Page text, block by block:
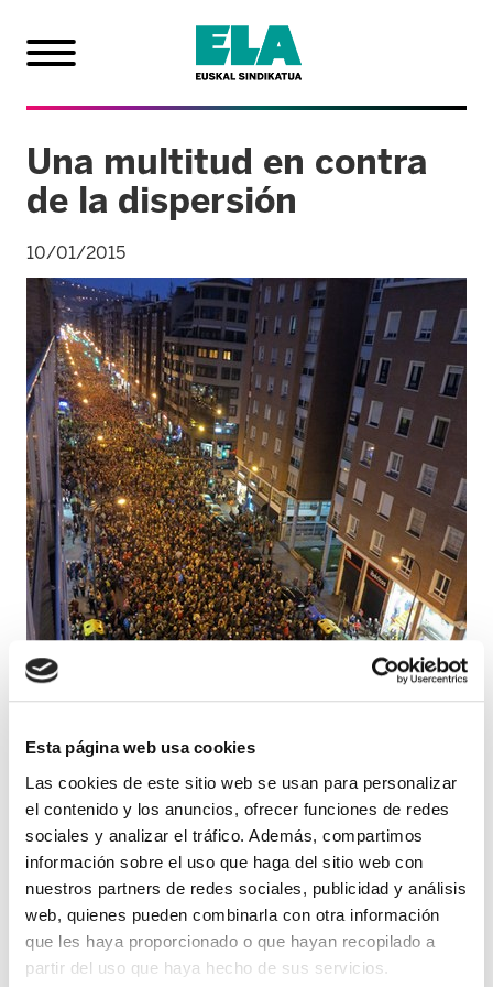
Esta página web usa cookies
Las cookies de este sitio web se usan para personalizar
el contenido y los anuncios, ofrecer funciones de redes
sociales y analizar el tráfico. Además, compartimos
información sobre el uso que haga del sitio web con
nuestros partners de redes sociales, publicidad y análisis
web, quienes pueden combinarla con otra información
que les haya proporcionado o que hayan recopilado a
partir del uso que haya hecho de sus servicios.
Una multitud en contra
de la dispersión
10/01/2015
Convocadas por la plataforma ciudadana
Sare decenas de miles de personas han
participado en la movilización organizada